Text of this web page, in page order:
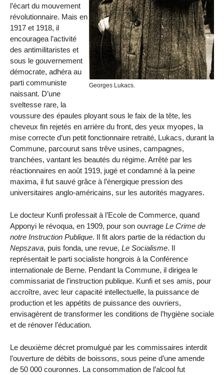
Georges Lukacs.
l’écart du mouvement
révolutionnaire. Mais en
1917 et 1918, il
encouragea l’activité
des antimilitaristes et
sous le gouvernement
démocrate, adhéra au
parti communiste
naissant. D’une
sveltesse rare, la
voussure des épaules ployant sous le faix de la tête, les
cheveux fin rejetés en arrière du front, des yeux myopes, la
mise correcte d’un petit fonctionnaire retraité, Lukacs, durant la
Commune, parcourut sans trêve usines, campagnes,
tranchées, vantant les beautés du régime. Arrêté par les
réactionnaires en août 1919, jugé et condamné à la peine
maxima, il fut sauvé grâce à l’énergique pression des
universitaires anglo-américains, sur les autorités magyares.
Le docteur Kunfi professait à l’Ecole de Commerce, quand
Apponyi le révoqua, en 1909, pour son ouvrage Le Crime de
notre Instruction Publique. Il fit alors partie de la rédaction du
Nepszava, puis fonda, une revue, Le Socialisme. Il
représentait le parti socialiste hongrois à la Conférence
internationale de Berne. Pendant la Commune, il dirigea le
commissariat de l’instruction publique. Kunfi et ses amis, pour
accroître, avec leur capacité intellectuelle, la puissance de
production et les appétits de puissance des ouvriers,
envisagèrent de transformer les conditions de l’hygiène sociale
et de rénover l’éducation.
Le deuxième décret promulgué par les commissaires interdit
l’ouverture de débits de boissons, sous peine d’une amende
de 50 000 couronnes. La consommation de l’alcool fut